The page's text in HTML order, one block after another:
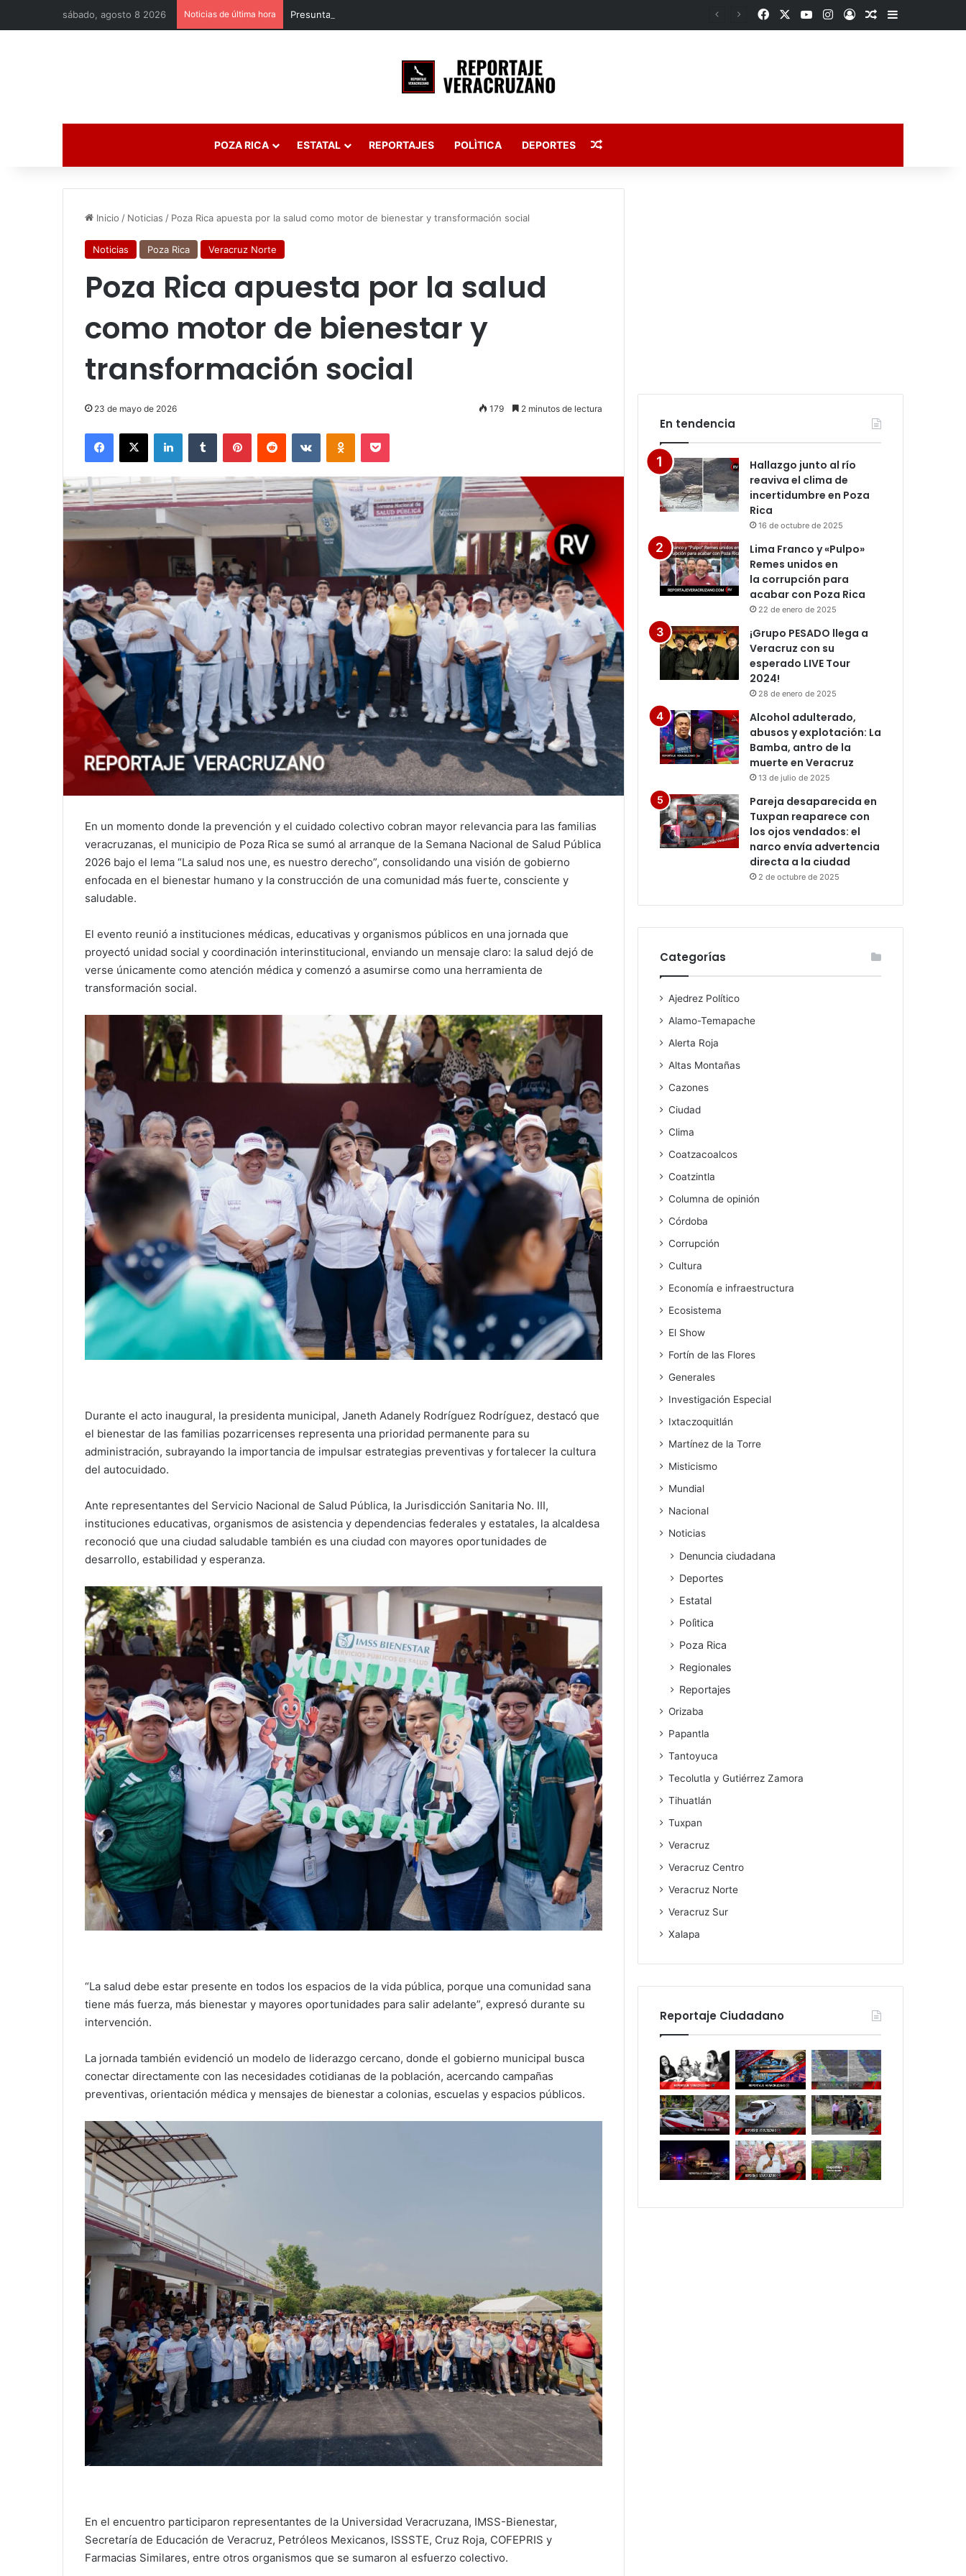
sábado, agosto 8 2026 Noticias de última hora FacebookYouTubeInstagram
AccesoPublicación al
Barra lateral
POZA RICA ESTATAL REPORTAJES POLÌTICA DEPORTES Publicación al azar
Inicio / Noticias / Poza Rica apuesta por la salud como motor de bienestar y transformación social
Noticias Poza Rica Veracruz Norte
Poza Rica apuesta por la salud
como motor de bienestar y
transformación social
23 de mayo de 2026 179 2 minutos de lectura
Facebook
X LinkedInTumblr PinterestReddit VKontakteOdnoklassniki
Pocket
En un momento donde la prevención y el cuidado colectivo cobran mayor relevancia para las familias
veracruzanas, el municipio de Poza Rica se sumó al arranque de la Semana Nacional de Salud Pública
2026 bajo el lema “La salud nos une, es nuestro derecho”, consolidando una visión de gobierno
enfocada en el bienestar humano y la construcción de una comunidad más fuerte, consciente y
saludable.
El evento reunió a instituciones médicas, educativas y organismos públicos en una jornada que
proyectó unidad social y coordinación interinstitucional, enviando un mensaje claro: la salud dejó de
verse únicamente como atención médica y comenzó a asumirse como una herramienta de
transformación social.
Durante el acto inaugural, la presidenta municipal, Janeth Adanely Rodríguez Rodríguez, destacó que
el bienestar de las familias pozarricenses representa una prioridad permanente para su
administración, subrayando la importancia de impulsar estrategias preventivas y fortalecer la cultura
del autocuidado.
Ante representantes del Servicio Nacional de Salud Pública, la Jurisdicción Sanitaria No. III,
instituciones educativas, organismos de asistencia y dependencias federales y estatales, la alcaldesa
reconoció que una ciudad saludable también es una ciudad con mayores oportunidades de
desarrollo, estabilidad y esperanza.
“La salud debe estar presente en todos los espacios de la vida pública, porque una comunidad sana
tiene más fuerza, más bienestar y mayores oportunidades para salir adelante”, expresó durante su
intervención.
La jornada también evidenció un modelo de liderazgo cercano, donde el gobierno municipal busca
conectar directamente con las necesidades cotidianas de la población, acercando campañas
preventivas, orientación médica y mensajes de bienestar a colonias, escuelas y espacios públicos.
En el encuentro participaron representantes de la Universidad Veracruzana, IMSS-Bienestar,
Secretaría de Educación de Veracruz, Petróleos Mexicanos, ISSSTE, Cruz Roja, COFEPRIS y
Farmacias Similares, entre otros organismos que se sumaron al esfuerzo colectivo.
En tendencia
Hallazgo junto al río
reaviva el clima de
incertidumbre en Poza
Rica
16 de octubre de 2025
Lima Franco y «Pulpo»
Remes unidos en
la corrupción para
acabar con Poza Rica
22 de enero de 2025
¡Grupo PESADO llega a
Veracruz con su
esperado LIVE Tour
2024!
28 de enero de 2025
Alcohol adulterado,
abusos y explotación: La
Bamba, antro de la
muerte en Veracruz
13 de julio de 2025
Pareja desaparecida en
Tuxpan reaparece con
los ojos vendados: el
narco envía advertencia
directa a la ciudad
2 de octubre de 2025
Categorías
Ajedrez Político
Alamo-Temapache
Alerta Roja
Altas Montañas
Cazones
Ciudad
Clima
Coatzacoalcos
Coatzintla
Columna de opinión
Córdoba
Corrupción
Cultura
Economía e infraestructura
Ecosistema
El Show
Fortín de las Flores
Generales
Investigación Especial
Ixtaczoquitlán
Martínez de la Torre
Misticismo
Mundial
Nacional
Noticias
Denuncia ciudadana
Deportes
Estatal
Polìtica
Poza Rica
Regionales
Reportajes
Orizaba
Papantla
Tantoyuca
Tecolutla y Gutiérrez Zamora
Tihuatlán
Tuxpan
Veracruz
Veracruz Centro
Veracruz Norte
Veracruz Sur
Xalapa
Reportaje Ciudadano